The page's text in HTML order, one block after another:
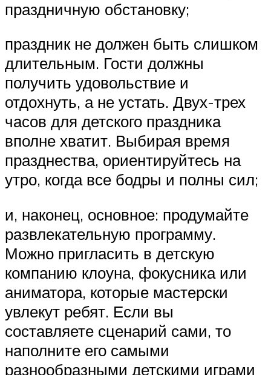
праздничную обстановку;
праздник не должен быть слишком
длительным. Гости должны
получить удовольствие и
отдохнуть, а не устать. Двух-трех
часов для детского праздника
вполне хватит. Выбирая время
празднества, ориентируйтесь на
утро, когда все бодры и полны сил;
и, наконец, основное: продумайте
развлекательную программу.
Можно пригласить в детскую
компанию клоуна, фокусника или
аниматора, которые мастерски
увлекут ребят. Если вы
составляете сценарий сами, то
наполните его самыми
разнообразными детскими играми